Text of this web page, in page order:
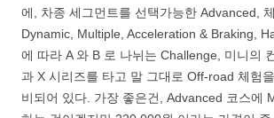
에, 차종 세그먼트를 선택가능한 Advanced,
Dynamic, Multiple, Acceleration & Braking,
에 따라 A 와 B 로 나뉘는 Challenge, 미니의
과 X 시리즈를 타고 말 그대로 Off-road 체험
비되어 있다. 가장 좋은건, Advanced 코스에